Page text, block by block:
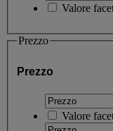
Valore
Prezzo
Prezzo
Valore